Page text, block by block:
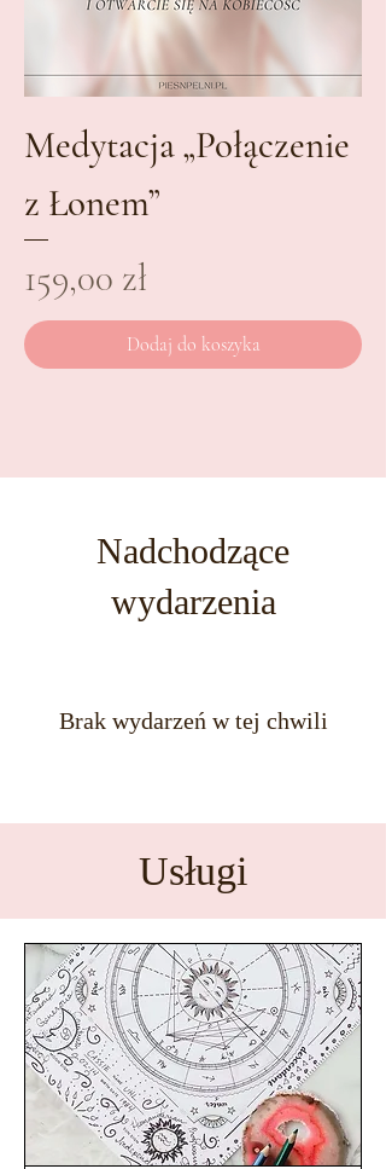
Medytacja „Połączenie
z Łonem”
Cena
159,00 zł
Dodaj do koszyka
Nadchodzące
wydarzenia
Brak wydarzeń w tej chwili
Usługi